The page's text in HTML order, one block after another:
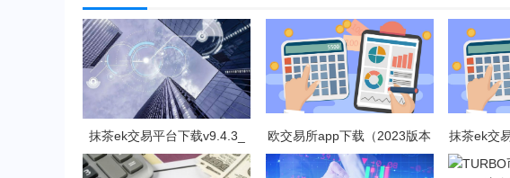
抹茶ek交易平台下载v9.4.3_
抹茶交易软件免费下载
欧交易所app下载（2023版本
V6.4.4）_欧交易所安装包
抹茶ek交